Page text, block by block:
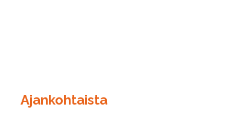
Ajankohtaista